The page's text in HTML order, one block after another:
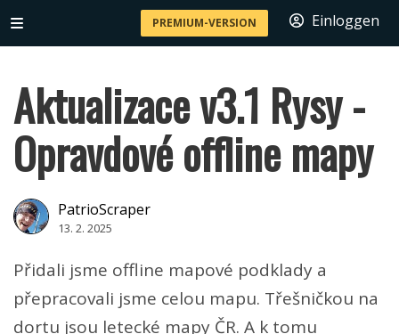
PREMIUM-VERSION Einloggen
Aktualizace v3.1 Rysy -
Opravdové offline mapy
PatrioScraper
13. 2. 2025
Přidali jsme offline mapové podklady a
přepracovali jsme celou mapu. Třešničkou na
dortu jsou letecké mapy ČR. A k tomu